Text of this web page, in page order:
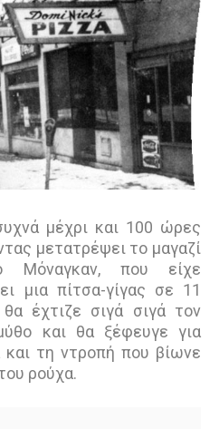
µέχρι και 100 ώρες
µετατρέψει το µαγαζί
Μόναγκαν, που είχε
µια πίτσα-γίγας σε 11
έχτιζε σιγά σιγά τον
και θα ξέφευγε για
τη ντροπή που βίωνε
ρούχα.